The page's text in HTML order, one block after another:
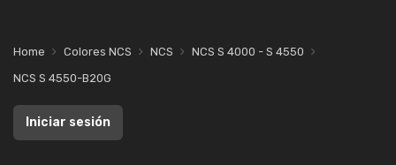
Home Colores NCS NCS
NCS S 4000 - S 4550
NCS S 4550-B20G
Iniciar sesión